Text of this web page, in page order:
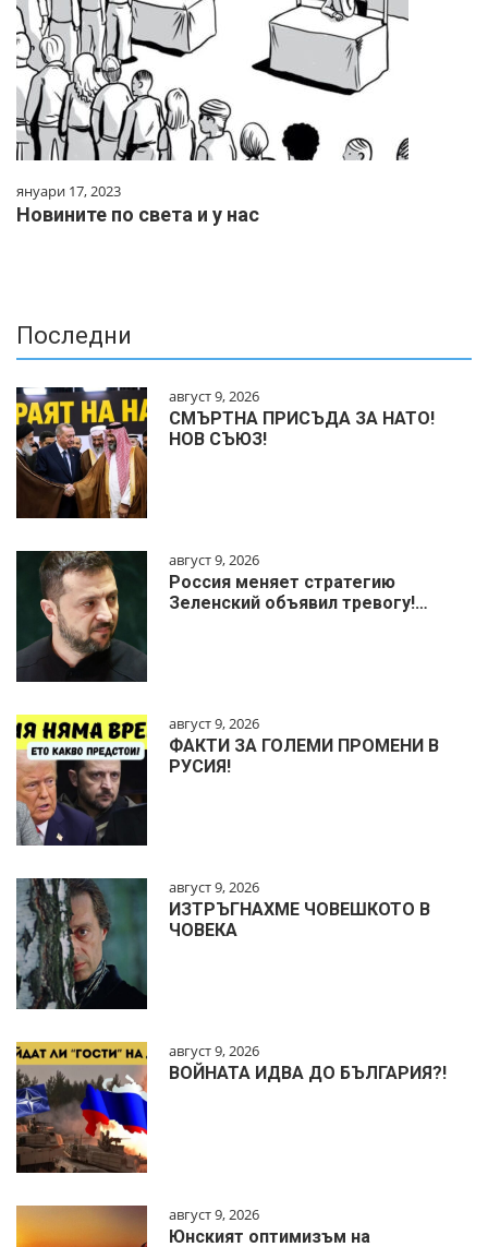
януари 17, 2023
Новините по света и у нас
Последни
август 9, 2026
СМЪРТНА ПРИСЪДА ЗА НАТО!
НОВ СЪЮЗ!
август 9, 2026
Россия меняет стратегию
Зеленский объявил тревогу!…
август 9, 2026
ФАКТИ ЗА ГОЛЕМИ ПРОМЕНИ В
РУСИЯ!
август 9, 2026
ИЗТРЪГНАХМЕ ЧОВЕШКОТО В
ЧОВЕКА
август 9, 2026
ВОЙНАТА ИДВА ДО БЪЛГАРИЯ?!
август 9, 2026
Юнският оптимизъм на